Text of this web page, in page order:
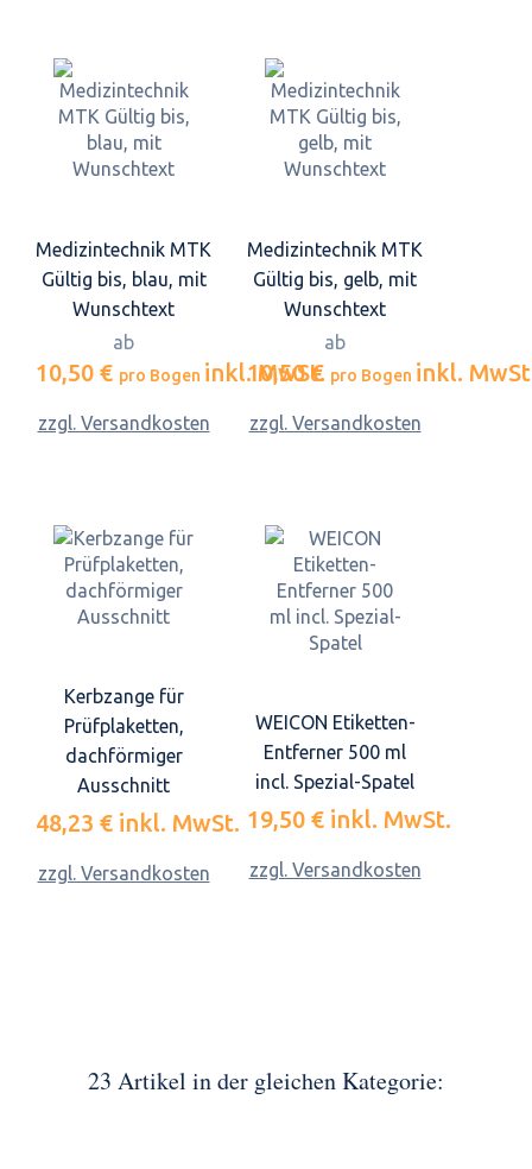
Medizintechnik MTK
Gültig bis, blau, mit
Wunschtext
ab
10,50 € pro Bogen inkl. MwSt.
zzgl. Versandkosten
Medizintechnik MTK
Gültig bis, gelb, mit
Wunschtext
ab
10,50 € pro Bogen inkl.
zzgl. Versandkosten
Kerbzange für
Prüfplaketten,
dachförmiger
Ausschnitt
48,23 € inkl. MwSt.
zzgl. Versandkosten
WEICON Etiketten-
Entferner 500 ml
incl. Spezial-Spatel
19,50 € inkl. MwSt.
zzgl. Versandkosten
23 Artikel in der gleichen Kategorie: